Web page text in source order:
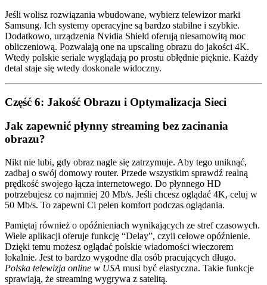
Jeśli wolisz rozwiązania wbudowane, wybierz telewizor marki
Samsung. Ich systemy operacyjne są bardzo stabilne i szybkie.
Dodatkowo, urządzenia Nvidia Shield oferują niesamowitą moc
obliczeniową. Pozwalają one na upscaling obrazu do jakości 4K.
Wtedy polskie seriale wyglądają po prostu obłędnie pięknie. Każdy
detal staje się wtedy doskonale widoczny.
Część 6: Jakość Obrazu i Optymalizacja Sieci
Jak zapewnić płynny streaming bez zacinania
obrazu?
Nikt nie lubi, gdy obraz nagle się zatrzymuje. Aby tego uniknąć,
zadbaj o swój domowy router. Przede wszystkim sprawdź realną
prędkość swojego łącza internetowego. Do płynnego HD
potrzebujesz co najmniej 20 Mb/s. Jeśli chcesz oglądać 4K, celuj w
50 Mb/s. To zapewni Ci pełen komfort podczas oglądania.
Pamiętaj również o opóźnieniach wynikających ze stref czasowych.
Wiele aplikacji oferuje funkcję “Delay”, czyli celowe opóźnienie.
Dzięki temu możesz oglądać polskie wiadomości wieczorem
lokalnie. Jest to bardzo wygodne dla osób pracujących długo.
Polska telewizja online w USA musi być elastyczna. Takie funkcje
sprawiają, że streaming wygrywa z satelitą.